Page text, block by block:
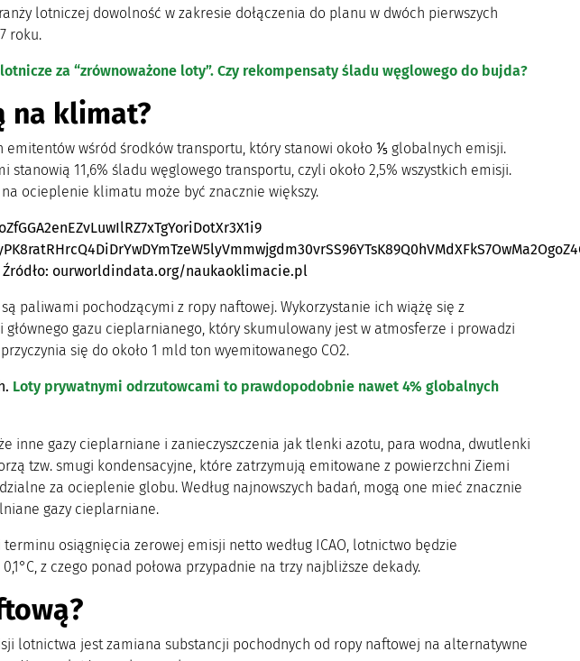
lotniczej dowolność w zakresie dołączenia do planu w dwóch pierwszych
roku.
za “zrównoważone loty”. Czy rekompensaty śladu węglowego do bujda?
na klimat?
wśród środków transportu, który stanowi około ⅕ globalnych emisji.
stanowią 11,6% śladu węglowego transportu, czyli około 2,5% wszystkich emisji.
ocieplenie klimatu może być znacznie większy.
ourworldindata.org/naukaoklimacie.pl
paliwami pochodzącymi z ropy naftowej. Wykorzystanie ich wiążę się z
gazu cieplarnianego, który skumulowany jest w atmosferze i prowadzi
się do około 1 mld ton wyemitowanego CO2.
Loty prywatnymi odrzutowcami to prawdopodobnie nawet 4% globalnych
inne gazy cieplarniane i zanieczyszczenia jak tlenki azotu, para wodna, dwutlenki
tzw. smugi kondensacyjne, które zatrzymują emitowane z powierzchni Ziemi
za ocieplenie globu. Według najnowszych badań, mogą one mieć znacznie
gazy cieplarniane.
osiągnięcia zerowej emisji netto według ICAO, lotnictwo będzie
z czego ponad połowa przypadnie na trzy najbliższe dekady.
lotnictwa jest zamiana substancji pochodnych od ropy naftowej na alternatywne